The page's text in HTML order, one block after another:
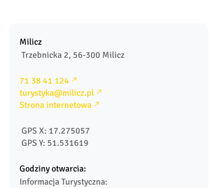
Milicz
Trzebnicka 2, 56-300 Milicz
71 38 41 124
turystyka@milicz.pl
Strona internetowa
GPS X: 17.275057
GPS Y: 51.531619
Godziny otwarcia:
Informacja Turystyczna: